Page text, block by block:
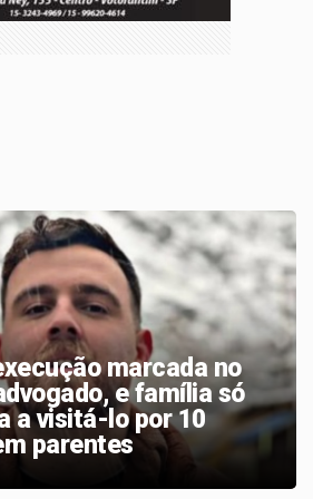
amanhã primeira
diz ONG